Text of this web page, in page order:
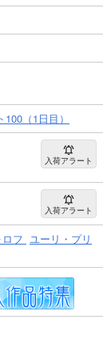
（1日目）
入荷アラート
入荷アラート
フ ユーリ・プリ